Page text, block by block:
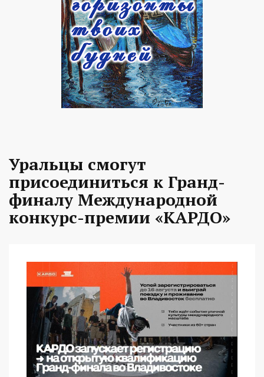
Уральцы смогут
присоединиться к Гранд-
финалу Международной
конкурс-премии «КАРДО»